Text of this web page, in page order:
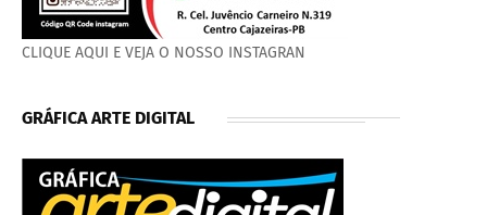
CLIQUE AQUI E VEJA O NOSSO INSTAGRAN
GRÁFICA ARTE DIGITAL